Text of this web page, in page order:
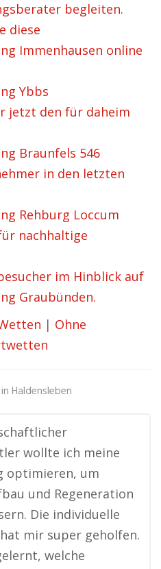
begleiten.
diese
Immenhausen online
Ybbs
jetzt den für daheim
Braunfels 546
in den letzten
Rehburg Loccum
nachhaltige
im Hinblick auf
Graubünden.
| Ohne
Haldensleben
wollte ich meine
optimieren, um
und Regeneration
Die individuelle
mir super geholfen.
welche